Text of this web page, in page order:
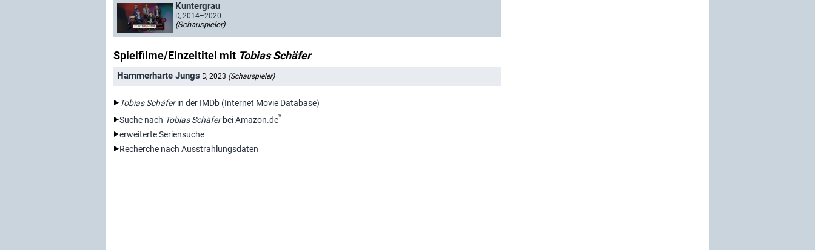
Kuntergrau
D, 2014–2020
(Schauspieler)
Spielfilme/Einzeltitel mit Tobias Schäfer
Hammerharte Jungs D, 2023 (Schauspieler)
Tobias Schäferin der IMDb (Internet Movie Database)
Suche nach Tobias Schäferbei Amazon.de*
erweiterte Seriensuche
Recherche nach Ausstrahlungsdaten